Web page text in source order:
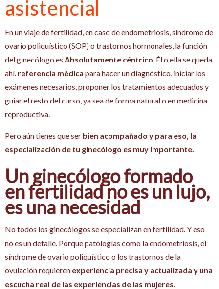
asistencial
En un viaje de fertilidad, en caso de endometriosis, síndrome de
ovario poliquístico (SOP) o trastornos hormonales, la función
del ginecólogo es Absolutamente céntrico. Él o ella se queda
ahí. referencia médica para hacer un diagnóstico, iniciar los
exámenes necesarios, proponer los tratamientos adecuados y
guiar el resto del curso, ya sea de forma natural o en medicina
reproductiva.
Pero aún tienes que ser bien acompañado y para eso, la
especialización de tu ginecólogo es muy importante.
Un ginecólogo formado
en fertilidad no es un lujo,
es una necesidad
No todos los ginecólogos se especializan en fertilidad. Y eso
no es un detalle. Porque patologías como la endometriosis, el
síndrome de ovario poliquístico o los trastornos de la
ovulación requieren experiencia precisa y actualizada y una
escucha real de las experiencias de las mujeres.